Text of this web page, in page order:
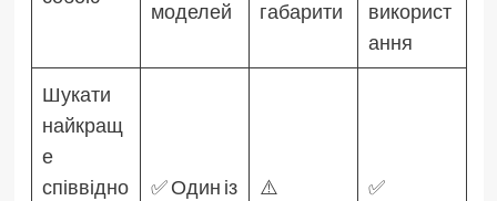
моделей габарити
використ
ання
Шукати
найкращ
е
співвідно
✅ Один із
⚠️
✅